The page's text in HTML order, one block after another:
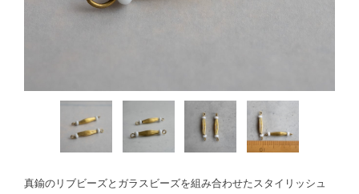
真鍮のリブビーズとガラスビーズを組み合わせたスタイリッシュ